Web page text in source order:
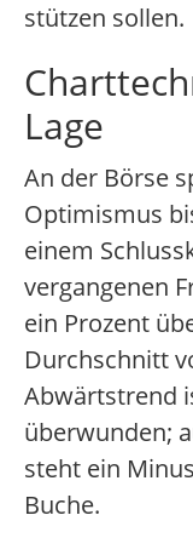
stützen sollen.
Lage
An der Börse
Optimismus
einem
vergangenen
ein Prozent
Durchschnitt
Abwärtstrend
überwunden;
steht ein
Buche.